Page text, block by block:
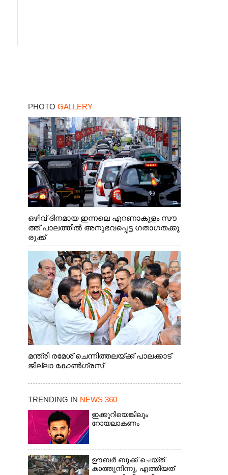
PHOTO GALLERY
ഒഴിവ് ദിനമായ ഇന്നലെ എറണാകുളം സൗ
ത്ത് പാലത്തിൽ അനുഭവപ്പെട്ട ഗതാഗതക്കു
രുക്ക്
മന്ത്രി രമേശ് ചെന്നിത്തലയ്ക്ക് പാലക്കാട്
ജില്ലാ കോൺഗ്രസ്
TRENDING IN NEWS 360
ഇക്കുറിയെങ്കിലും
റോയലാകണം
ഊബർ ബുക്ക് ചെയ്‌ത്
കാത്തുനിന്നു,​ എത്തിയത്